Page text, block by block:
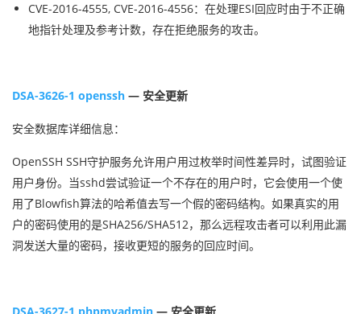
CVE-2016-4555, CVE-2016-4556：在处理ESI回应时由于不正确
地指针处理及参考计数，存在拒绝服务的攻击。
DSA-3626-1 openssh — 安全更新
安全数据库详细信息：
OpenSSH SSH守护服务允许用户用过枚举时间性差异时，试图验证
用户身份。当sshd尝试验证一个不存在的用户时，它会使用一个使
用了Blowfish算法的哈希值去写一个假的密码结构。如果真实的用
户的密码使用的是SHA256/SHA512，那么远程攻击者可以利用此漏
洞发送大量的密码，接收更短的服务的回应时间。